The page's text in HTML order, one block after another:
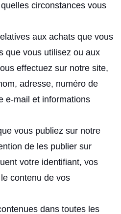
circonstances vous
aux achats que vous
que vous utilisez ou aux
effectuez sur notre site,
adresse, numéro de
e-mail et informations
vous publiez sur notre
de les publier sur
votre identifiant, vos
contenu de vos
dans toutes les